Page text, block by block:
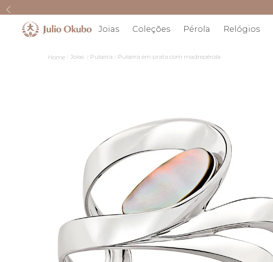
Joias Coleções Pérola Relógios
Joias Pulseira Pulseira em prata com madrepérola